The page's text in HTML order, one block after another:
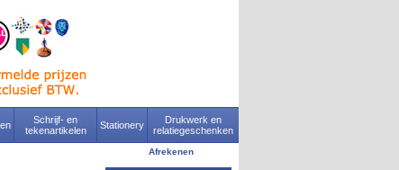
Schrijf- en
tekenartikelen
Stationery
Drukwerk en
relatiegeschenken
Afrekenen